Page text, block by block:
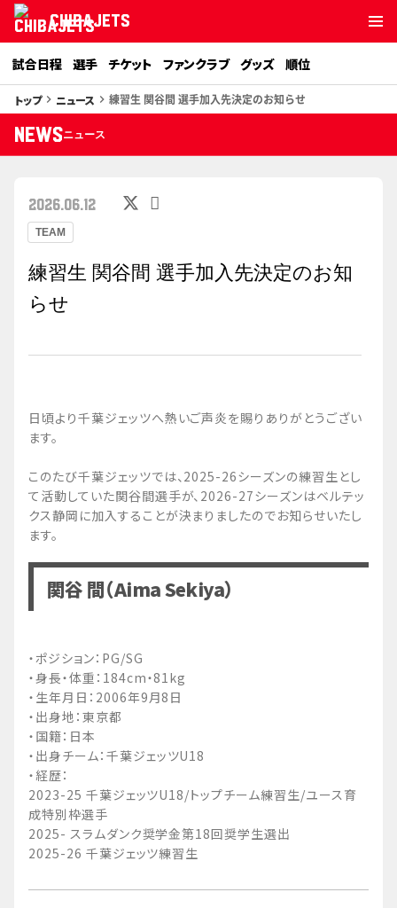
CHIBAJETS
試合日程 選手 チケット ファンクラブ グッズ 順位
トップkeyboard_arrow_right ニュース keyboard_arrow_right 練習生 関谷間 選手加入先決定のお知らせ
NEWSニュース
TEAM
2026.06.12
練習生 関谷間 選手加入先決定のお知
らせ
日頃より千葉ジェッツへ熱いご声炎を賜りありがとうござい
ます。
このたび千葉ジェッツでは、2025-26シーズンの練習生とし
て活動していた関谷間選手が、2026-27シーズンはベルテッ
クス静岡に加入することが決まりましたのでお知らせいたし
ます。
関谷 間（Aima Sekiya）
・ポジション：PG/SG
・身長・体重：184cm・81kg
・生年月日：2006年9月8日
・出身地：東京都
・国籍：日本
・出身チーム：千葉ジェッツU18
・経歴：
2023-25 千葉ジェッツU18/トップチーム練習生/ユース育
成特別枠選手
2025- スラムダンク奨学金第18回奨学生選出
2025-26 千葉ジェッツ練習生